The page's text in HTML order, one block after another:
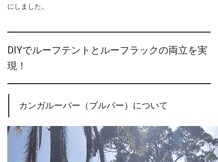
にしました。
DIYでルーフテントとルーフラックの両立を実
現！
カンガルーバー（ブルバー）について